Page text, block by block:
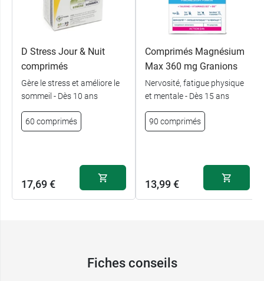
D Stress Jour & Nuit
comprimés
Gère le stress et améliore le
sommeil - Dès 10 ans
60 comprimés
17,69 €
Comprimés Magnésium
Max 360 mg Granions
Nervosité, fatigue physique
et mentale - Dès 15 ans
90 comprimés
13,99 €
Fiches conseils